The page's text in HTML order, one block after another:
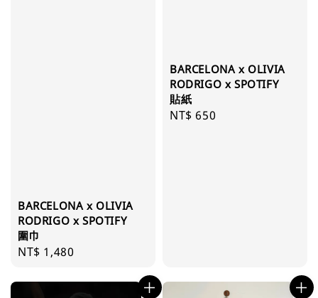
BARCELONA x OLIVIA
RODRIGO x SPOTIFY
圍巾
Regular
NT$ 1,480
BARCELONA x OLIVIA
RODRIGO x SPOTIFY
貼紙
Regular
NT$ 650